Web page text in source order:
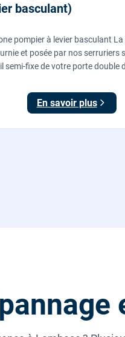
basculant)
pompier à levier basculant La
et posée par nos serruriers
semi-fixe de votre porte double
testée.
En savoir plus